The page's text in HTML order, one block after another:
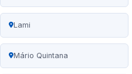
Lami
Mário Quintana